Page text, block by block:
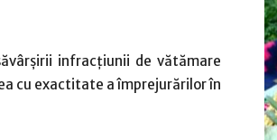
infracțiunii de vătămare
cu exactitate a împrejurărilor în